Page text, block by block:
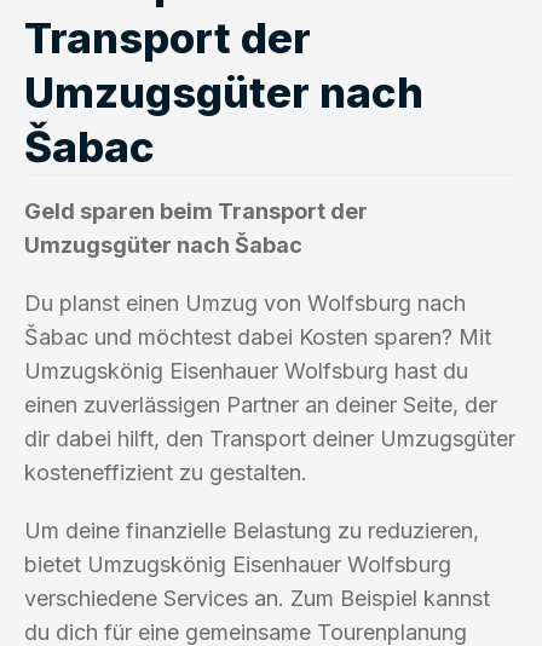
Transport der
Umzugsgüter nach
Šabac
Geld sparen beim Transport der
Umzugsgüter nach Šabac
Du planst einen Umzug von Wolfsburg nach
Šabac und möchtest dabei Kosten sparen? Mit
Umzugskönig Eisenhauer Wolfsburg hast du
einen zuverlässigen Partner an deiner Seite, der
dir dabei hilft, den Transport deiner Umzugsgüter
kosteneffizient zu gestalten.
Um deine finanzielle Belastung zu reduzieren,
bietet Umzugskönig Eisenhauer Wolfsburg
verschiedene Services an. Zum Beispiel kannst
du dich für eine gemeinsame Tourenplanung